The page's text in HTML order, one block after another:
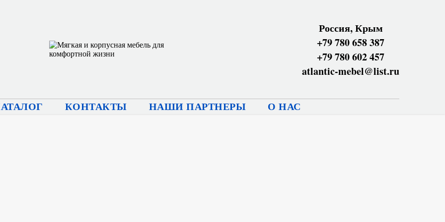
Россия, Крым
+79 780 658 387
+79 780 602 457
atlantic-mebel@list.ru
КОНТАКТЫ НАШИ ПАРТНЕРЫ О НАС